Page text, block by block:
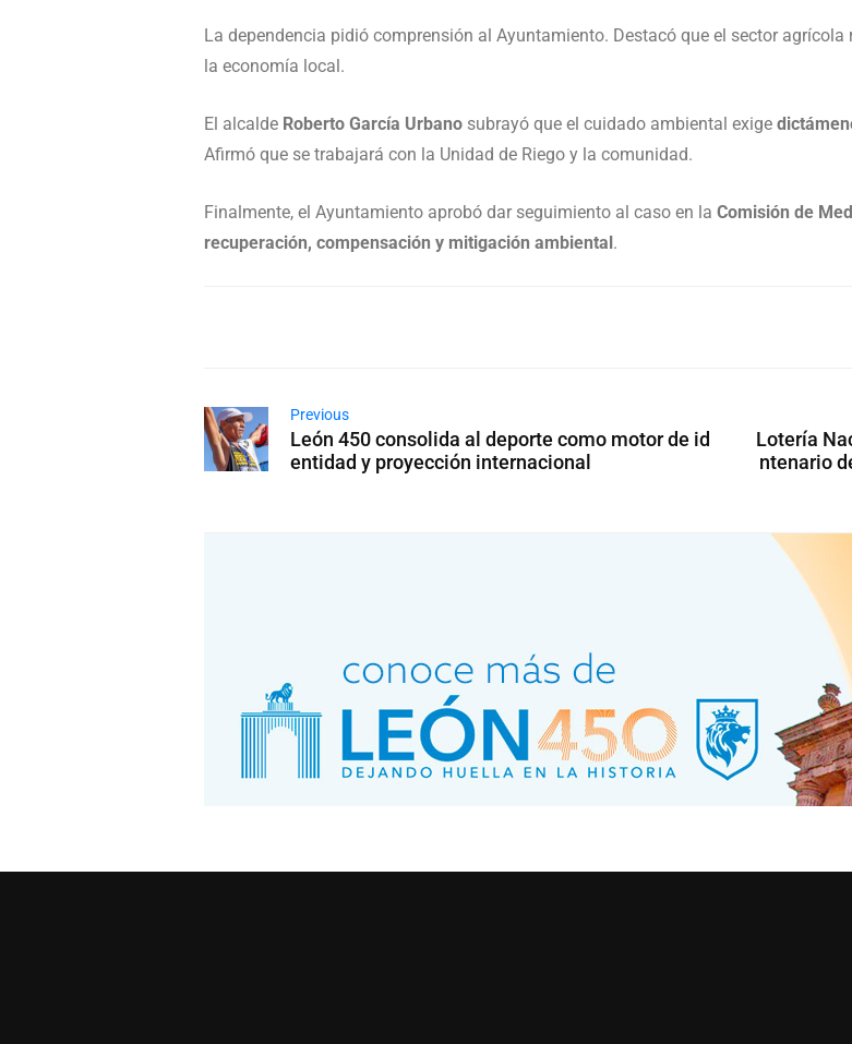
La dependencia pidió comprensión al Ayuntamiento. Destacó que el sector
la economía local.
El alcalde Roberto García Urbano subrayó que el cuidado ambiental exige
Afirmó que se trabajará con la Unidad de Riego y la comunidad.
Finalmente, el Ayuntamiento aprobó dar seguimiento al caso en la Comisión de
recuperación, compensación y mitigación ambiental.
Previous
León 450 consolida al deporte como motor de id
entidad y proyección internacional
Lotería
ntenario